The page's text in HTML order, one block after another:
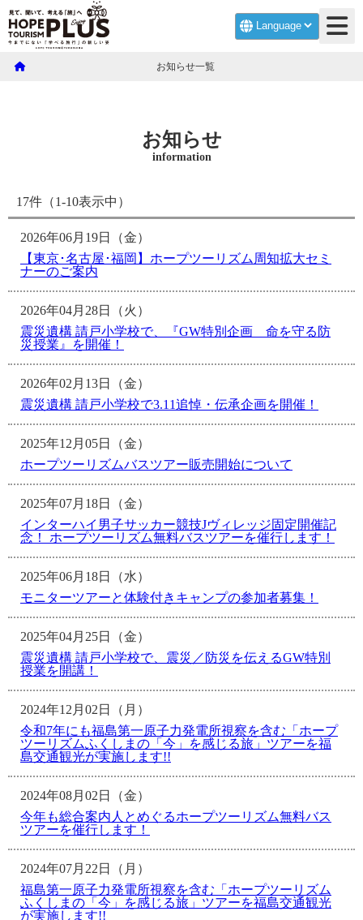
お知らせ一覧
お知らせ
information
17件（1-10表示中）
2026年06月19日（金）
【東京･名古屋･福岡】ホープツーリズム周知拡大セミ
ナーのご案内
2026年04月28日（火）
震災遺構 請戸小学校で、『GW特別企画 命を守る防
災授業』を開催！
2026年02月13日（金）
震災遺構 請戸小学校で3.11追悼・伝承企画を開催！
2025年12月05日（金）
ホープツーリズムバスツアー販売開始について
2025年07月18日（金）
インターハイ男子サッカー競技Jヴィレッジ固定開催記
念！ ホープツーリズム無料バスツアーを催行します！
2025年06月18日（水）
モニターツアーと体験付きキャンプの参加者募集！
2025年04月25日（金）
震災遺構 請戸小学校で、震災／防災を伝えるGW特別
授業を開講！
2024年12月02日（月）
令和7年にも福島第一原子力発電所視察を含む「ホープ
ツーリズムふくしまの「今」を感じる旅」ツアーを福
島交通観光が実施します!!
2024年08月02日（金）
今年も総合案内人とめぐるホープツーリズム無料バス
ツアーを催行します！
2024年07月22日（月）
福島第一原子力発電所視察を含む「ホープツーリズム
ふくしまの「今」を感じる旅」ツアーを福島交通観光
が実施します!!